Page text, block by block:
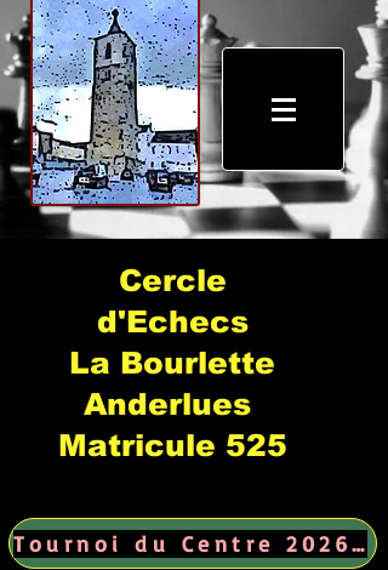
Cercle
d'Echecs
La Bourlette
Anderlues
Matricule 525
Tournoi du Centre 2026 →